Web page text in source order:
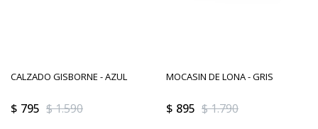
CALZADO GISBORNE - AZUL
$ 795 $1.590
MOCASIN DE LONA - GRIS
$ 895 $1.790